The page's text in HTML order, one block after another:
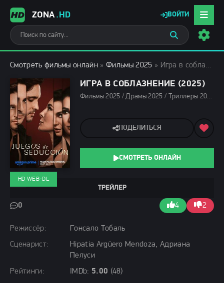
ZONA.HD ВОЙТИ
Смотреть фильмы онлайн » Фильмы 2025 » Игра в соблазнение (2025)
ИГРА В СОБЛАЗНЕНИЕ (2025)
Фильмы 2025 / Драмы 2025 / Триллеры 2025 / Зарубежные фильмы 2025 / Фильмы весны 2025 / Фильмы лета 2025 / Новинки кино 2025 / Последние фильмы 2025 / Смотреть фильмы онлайн
Режиссёр:
Гонсало Тобаль
Сценарист:
Hipatia Argüero Mendoza, Адриана
Пелуси
Рейтинги:
IMDb: 5.00 (48)
ТРЕЙЛЕР
0 4 2
HD WEB-DL
ПОДЕЛИТЬСЯ
СМОТРЕТЬ ОНЛАЙН